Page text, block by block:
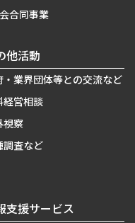
合同事業
他活動
・業界団体等との交流など
経営相談
視察
調査など
支援サービス